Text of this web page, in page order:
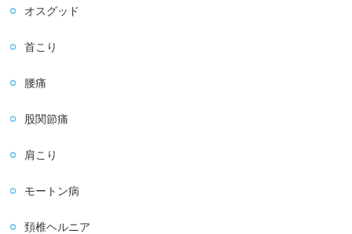
オスグッド
首こり
腰痛
股関節痛
肩こり
モートン病
頚椎ヘルニア